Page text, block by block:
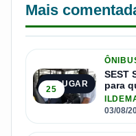
Mais
1º LUGAR
25
SEST
para
03/08/